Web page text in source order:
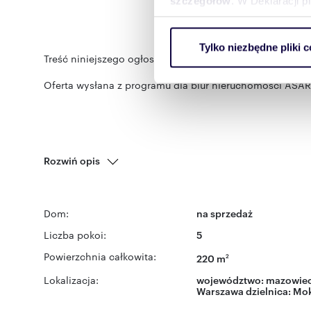
ruch w naszej witrynie.
reklamowym i
uzyskanymi podczas
Tylko niezbędne pliki
Treść niniejszego ogłoszenia nie stanowi oferty
Oferta wysłana z programu dla biur nieruchomości
Rozwiń opis
Dom: na sprzedaż
Liczba pokoi: 5
Powierzchnia całkowita: 220 m2
Lokalizacja: województwo:
Warszawa dzielnica: